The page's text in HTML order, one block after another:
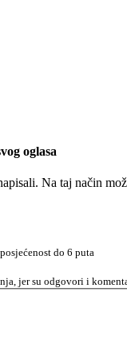
oglasa
Na taj način
do 6 puta
jer su odgovori i